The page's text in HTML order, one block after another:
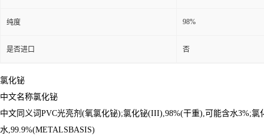
纯度 98%
是否进口 否
氯化铋
中文名称氯化铋
中文同义词PVC光亮剂(氧氯化铋);氯化铋(III),98%(干重),可能含水3%;
水,99.9%(METALSBASIS)